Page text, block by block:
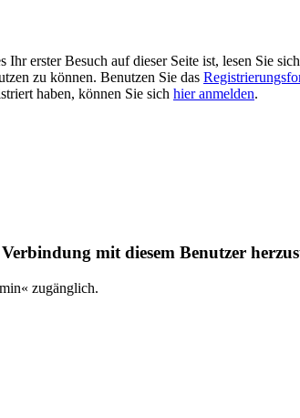
erster Besuch auf dieser Seite ist, lesen Sie
zu können. Benutzen Sie das
haben, können Sie sich hier anmelden.
mit diesem Benutzer
zugänglich.